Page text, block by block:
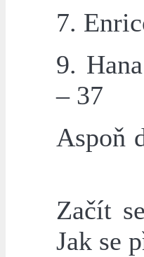
7.
9.
– 37
Aspoň
Začít
Jak se